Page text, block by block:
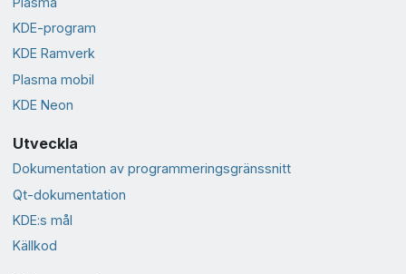
KDE-program
KDE Ramverk
Plasma mobil
KDE Neon
Utveckla
Dokumentation av programmeringsgränssnitt
Qt-dokumentation
KDE:s mål
Källkod